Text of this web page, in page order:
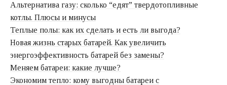
Альтернатива газу: сколько “едят” твердотопливные
котлы. Плюсы и минусы
Теплые полы: как их сделать и есть ли выгода?
Новая жизнь старых батарей. Как увеличить
энергоэффективность батарей без замены?
Меняем батареи: какие лучше?
Экономим тепло: кому выгодны батареи с